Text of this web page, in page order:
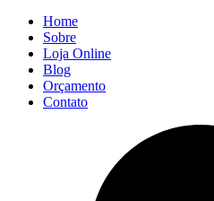
Home
Sobre
Loja Online
Blog
Orçamento
Contato